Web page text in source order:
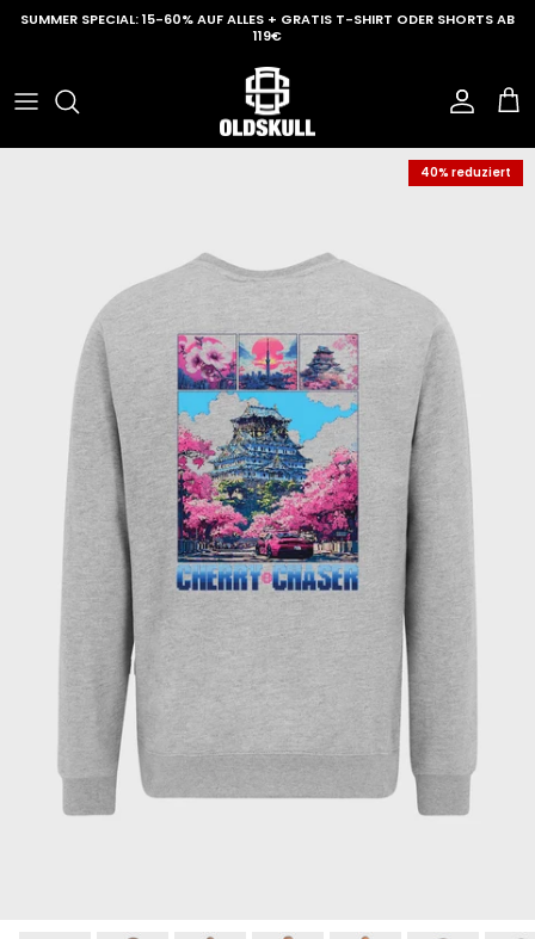
Direkt zum Inhalt
SUMMER SPECIAL: 15-60% AUF ALLES + GRATIS T-SHIRT ODER SHORTS AB
119€
Konto
40% reduziert